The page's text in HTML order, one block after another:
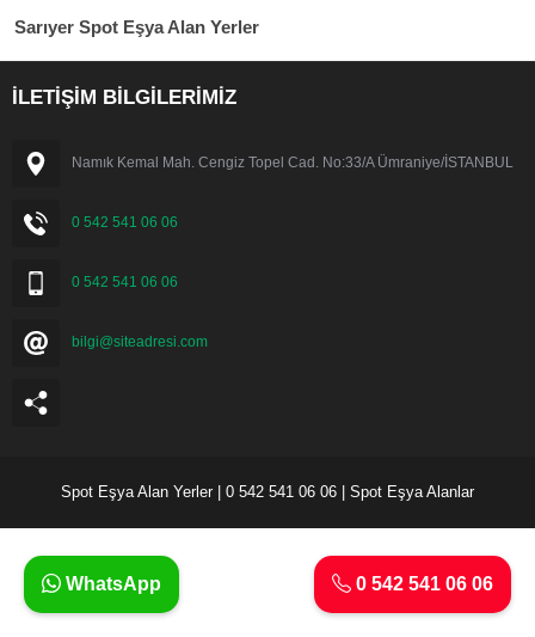
Sarıyer Spot Eşya Alan Yerler
İLETİŞİM BİLGİLERİMİZ
Namık Kemal Mah. Cengiz Topel Cad. No:33/A Ümraniye/İSTANBUL
0 542 541 06 06
0 542 541 06 06
bilgi@siteadresi.com
Spot Eşya Alan Yerler | 0 542 541 06 06 | Spot Eşya Alanlar
0 542 541 06 06
WhatsApp